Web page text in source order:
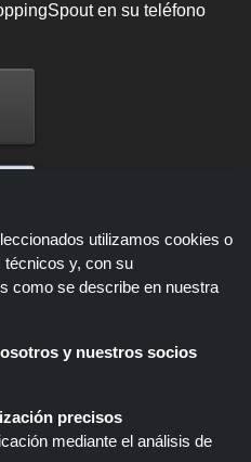
en su teléfono
que presenta ofertas, descuentos y
disponibles a través de diferentes
a través de estos enlaces,
únicamente a través de estos
utilizamos cookies o
y, con su
como se describe en nuestra
y nuestros socios
precisos
mediante el análisis de